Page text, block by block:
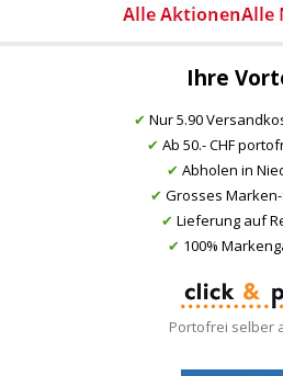
Ihre
✔ Nur 5.90
✔ Ab 50.- CHF
✔ Abholen in
✔ Grosses
✔ Lieferung auf
✔ 100%
Portofrei selber